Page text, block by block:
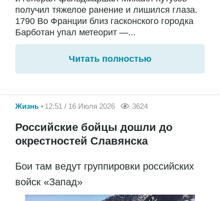
получил тяжелое ранение и лишился глаза.
1790 Во Франции близ гасконского городка
Барботан упал метеорит —...
Читать полностью
Жизнь 12:51 / 16 Июля 2026 3624
Российские бойцы дошли до
окрестностей Славянска
Бои там ведут группировки российских
войск «Запад»